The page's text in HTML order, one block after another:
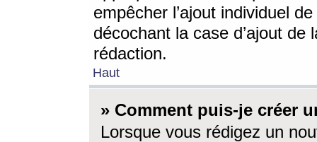
empêcher l’ajout individuel
décochant la case d’ajout
rédaction.
Haut
» Comment puis-je créer
Lorsque vous rédigez un